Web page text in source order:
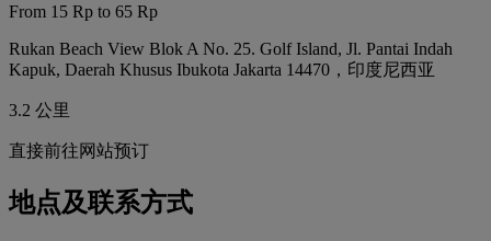
From 15 Rp to 65 Rp
Rukan Beach View Blok A No. 25. Golf Island, Jl. Pantai Indah
Kapuk, Daerah Khusus Ibukota Jakarta 14470，印度尼西亚
3.2 公里
直接前往网站预订
地点及联系方式